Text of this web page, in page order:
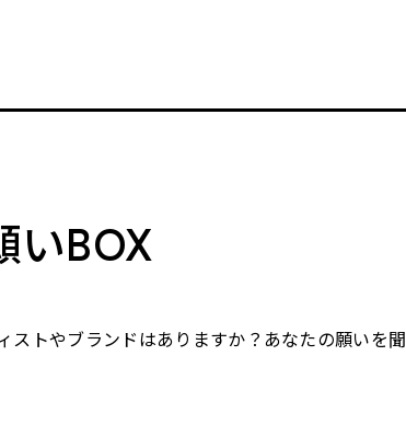
いBOX
ストやブランドはありますか？あなたの願いを聞